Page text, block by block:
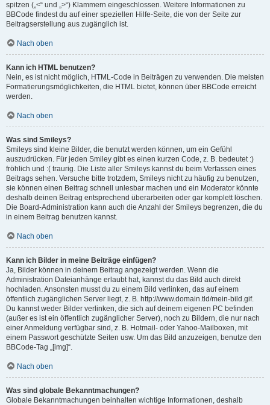
spitzen („<“ und „>“) Klammern eingeschlossen. Weitere Informationen zu
BBCode findest du auf einer speziellen Hilfe-Seite, die von der Seite zur
Beitragserstellung aus zugänglich ist.
Nach oben
Kann ich HTML benutzen?
Nein, es ist nicht möglich, HTML-Code in Beiträgen zu verwenden. Die meisten
Formatierungsmöglichkeiten, die HTML bietet, können über BBCode erreicht
werden.
Nach oben
Was sind Smileys?
Smileys sind kleine Bilder, die benutzt werden können, um ein Gefühl
auszudrücken. Für jeden Smiley gibt es einen kurzen Code, z. B. bedeutet :)
fröhlich und :( traurig. Die Liste aller Smileys kannst du beim Verfassen eines
Beitrags sehen. Versuche bitte trotzdem, Smileys nicht zu häufig zu benutzen,
sie können einen Beitrag schnell unlesbar machen und ein Moderator könnte
deshalb deinen Beitrag entsprechend überarbeiten oder gar komplett löschen.
Die Board-Administration kann auch die Anzahl der Smileys begrenzen, die du
in einem Beitrag benutzen kannst.
Nach oben
Kann ich Bilder in meine Beiträge einfügen?
Ja, Bilder können in deinem Beitrag angezeigt werden. Wenn die
Administration Dateianhänge erlaubt hat, kannst du das Bild auch direkt
hochladen. Ansonsten musst du zu einem Bild verlinken, das auf einem
öffentlich zugänglichen Server liegt, z. B. http://www.domain.tld/mein-bild.gif.
Du kannst weder Bilder verlinken, die sich auf deinem eigenen PC befinden
(außer es ist ein öffentlich zugänglicher Server), noch zu Bildern, die nur nach
einer Anmeldung verfügbar sind, z. B. Hotmail- oder Yahoo-Mailboxen, mit
einem Passwort geschützte Seiten usw. Um das Bild anzuzeigen, benutze den
BBCode-Tag „[img]“.
Nach oben
Was sind globale Bekanntmachungen?
Globale Bekanntmachungen beinhalten wichtige Informationen, deshalb